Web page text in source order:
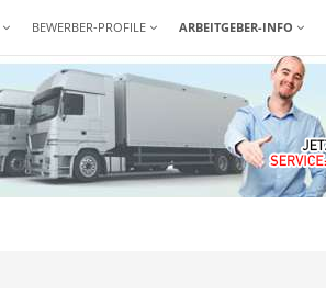
BEWERBER-PROFILE ARBEITGEBER-INFO